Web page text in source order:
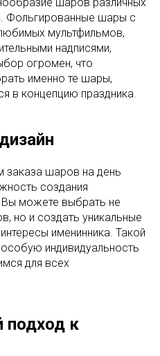
Фольгированные шары с
мультфильмов,
надписями,
огромен, что
именно те шары,
в концепцию праздника.
заказа шаров на день
создания
Вы можете выбрать не
но и создать уникальные
именинника. Такой
индивидуальность
для всех
подход к